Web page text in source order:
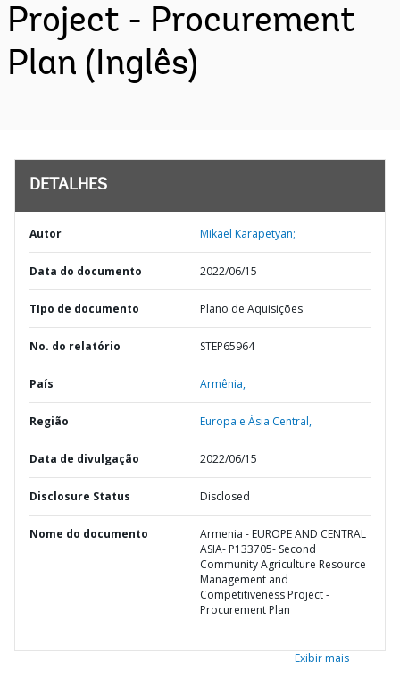
Project - Procurement
Plan (Inglês)
DETALHES
Autor Mikael Karapetyan;
Data do documento 2022/06/15
TIpo de documento Plano de Aquisições
No. do relatório STEP65964
País Armênia,
Região Europa e Ásia Central,
Data de divulgação 2022/06/15
Disclosure Status Disclosed
Nome do documento
Armenia - EUROPE AND CENTRAL
ASIA- P133705- Second
Community Agriculture Resource
Management and
Competitiveness Project -
Procurement Plan
Exibir mais